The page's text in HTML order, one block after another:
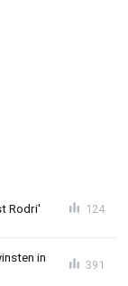
Rodri' 124
in
391